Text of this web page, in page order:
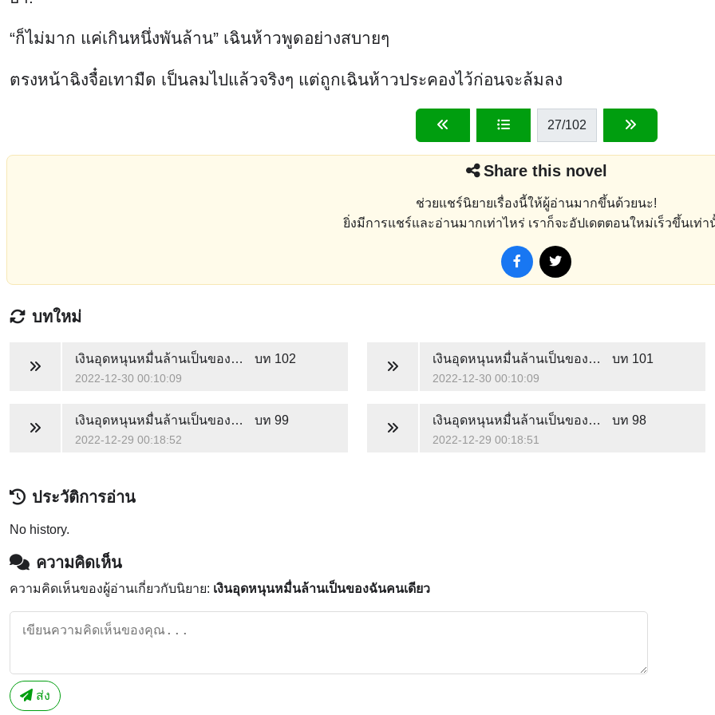
“ก็ไม่มาก แค่เกินหนึ่งพันล้าน” เฉินห้าวพูดอย่างสบายๆ
ตรงหน้าฉิงจื๋อเทามืด เป็นลมไปแล้วจริงๆ แต่ถูกเฉินห้าวประคองไว้ก่อนจะล้มลง
27/102
Share this novel
ช่วยแชร์นิยายเรื่องนี้ให้ผู้อ่านมากขึ้นด้วยนะ!
ยิ่งมีการแชร์และอ่านมากเท่าไหร่ เราก็จะอัปเดตตอนใหม่เร็วขึ้นเท่า
บทใหม่
เงินอุดหนุนหมื่นล้านเป็นของฉันคนเดียว บท 102
2022-12-30 00:10:09
เงินอุดหนุนหมื่นล้านเป็นของฉันคนเดียว บท 101
2022-12-30 00:10:09
เงินอุดหนุนหมื่นล้านเป็นของฉันคนเดียว บท 99
2022-12-29 00:18:52
เงินอุดหนุนหมื่นล้านเป็นของฉันคนเดียว บท 98
2022-12-29 00:18:51
ประวัติการอ่าน
No history.
ความคิดเห็น
ความคิดเห็นของผู้อ่านเกี่ยวกับนิยาย: เงินอุดหนุนหมื่นล้านเป็นของฉันคนเดียว
ส่ง